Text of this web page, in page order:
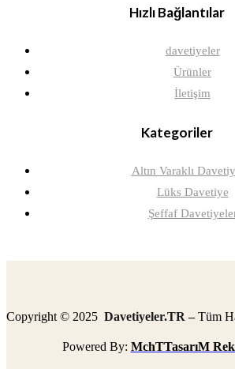
Hızlı Bağlantılar
davetiyeler
Ürünler
İletişim
Kategoriler
Altın Varaklı
Lüks Davetiye
Şeffaf
Copyright © 2025 Davetiyeler.TR –Tüm
Powered By: MchTTasarıM